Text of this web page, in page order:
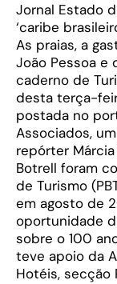
Jornal Estado
‘caribe
As praias, a
João Pessoa e
caderno de
desta terça-
postada no
Associados,
repórter
Botrell foram
de Turismo
em agosto de
oportunidade
sobre o 100
teve apoio da
Hotéis, secção